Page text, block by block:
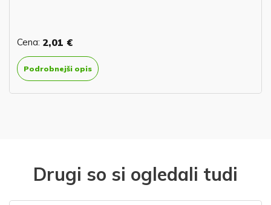
Cena: 2,01 €
Podrobnejši opis
Drugi so si ogledali tudi